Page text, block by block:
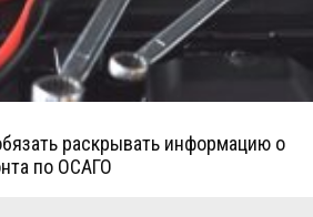
раскрывать информацию о
по ОСАГО